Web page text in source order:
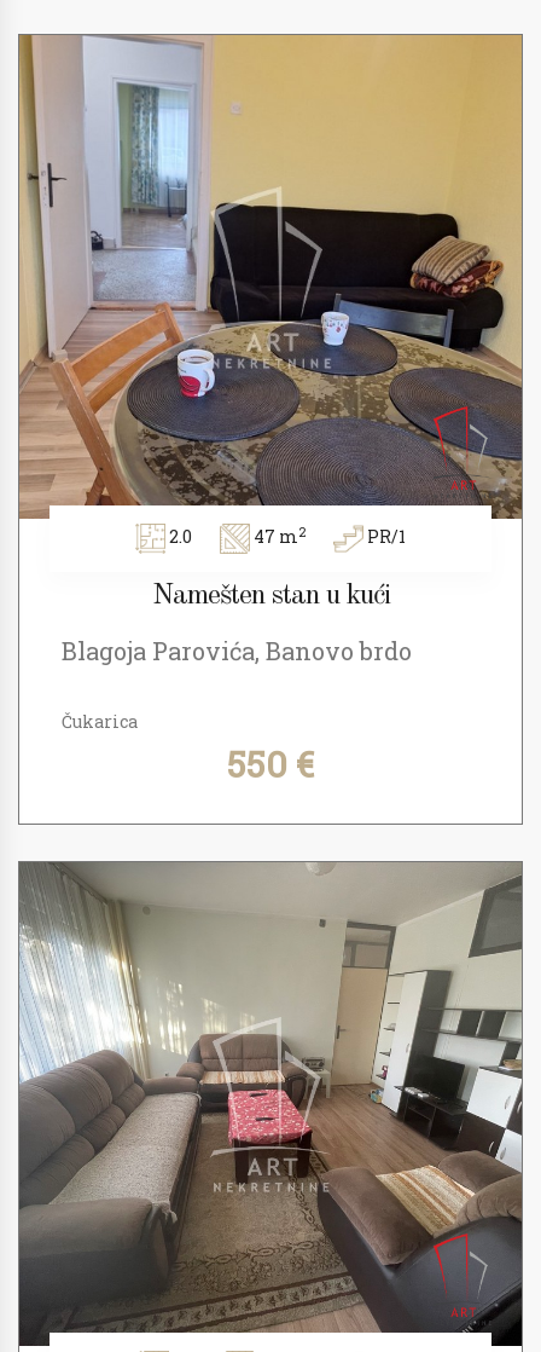
2.0 47 m2 PR/1
Namešten stan u kući
Blagoja Parovića, Banovo brdo
Čukarica
550 €